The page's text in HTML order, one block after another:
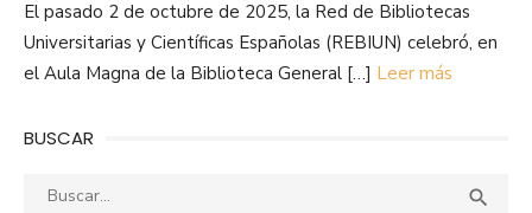
El pasado 2 de octubre de 2025, la Red de Bibliotecas
Universitarias y Científicas Españolas (REBIUN) celebró, en
el Aula Magna de la Biblioteca General […] Leer más
BUSCAR
Buscar: 